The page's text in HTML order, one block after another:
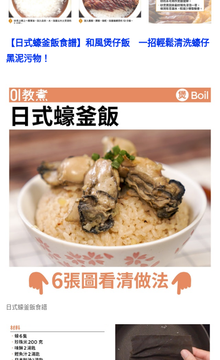
【日式蠔釜飯食譜】和風煲仔飯　一招輕鬆清洗蠔仔
黑泥污物！
日式蠔釜飯食譜